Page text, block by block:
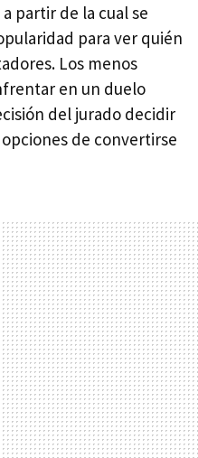
partir de la cual se
para ver quién
Los menos
en un duelo
del jurado decidir
de convertirse